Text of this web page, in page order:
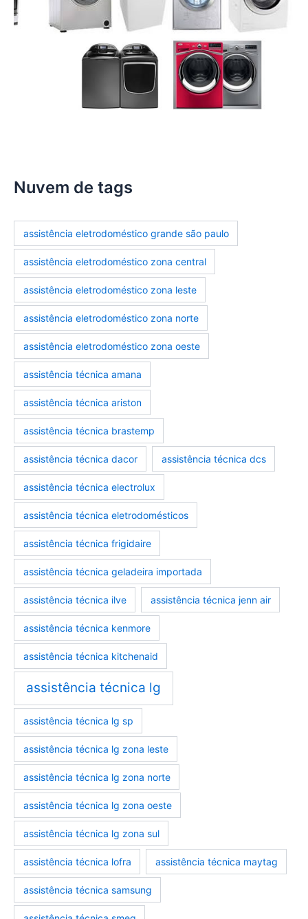
Nuvem de tags
assistência eletrodoméstico grande são paulo
assistência eletrodoméstico zona central
assistência eletrodoméstico zona leste
assistência eletrodoméstico zona norte
assistência eletrodoméstico zona oeste
assistência técnica amana
assistência técnica ariston
assistência técnica brastemp
assistência técnica dacor assistência técnica dcs
assistência técnica electrolux
assistência técnica eletrodomésticos
assistência técnica frigidaire
assistência técnica geladeira importada
assistência técnica ilve assistência técnica jenn air
assistência técnica kenmore
assistência técnica kitchenaid
assistência técnica lg
assistência técnica lg sp
assistência técnica lg zona leste
assistência técnica lg zona norte
assistência técnica lg zona oeste
assistência técnica lg zona sul
assistência técnica lofra assistência técnica maytag
assistência técnica samsung